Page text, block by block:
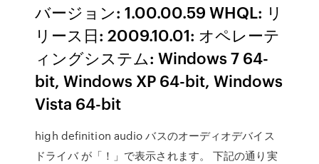
バージョン: 1.00.00.59 WHQL: リ
リース日: 2009.10.01: オペレーテ
ィングシステム: Windows 7 64-
bit, Windows XP 64-bit, Windows
Vista 64-bit
high definition audio バスのオーディオデバイス
ドライバ が「！」で表示されます。 下記の通り実